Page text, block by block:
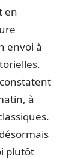
en
envoi à
à
plutôt